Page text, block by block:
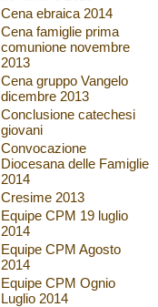
Cena ebraica 2014
Cena famiglie prima
comunione novembre
2013
Cena gruppo Vangelo
dicembre 2013
Conclusione catechesi
giovani
Convocazione
Diocesana delle Famiglie
2014
Cresime 2013
Equipe CPM 19 luglio
2014
Equipe CPM Agosto
2014
Equipe CPM Ognio
Luglio 2014